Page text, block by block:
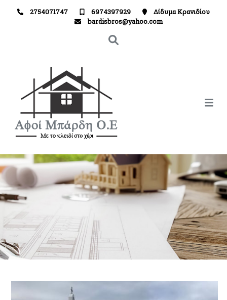
2754071747 6974397929
Δίδυμα Κρανιδίου
bardisbros@yahoo.com